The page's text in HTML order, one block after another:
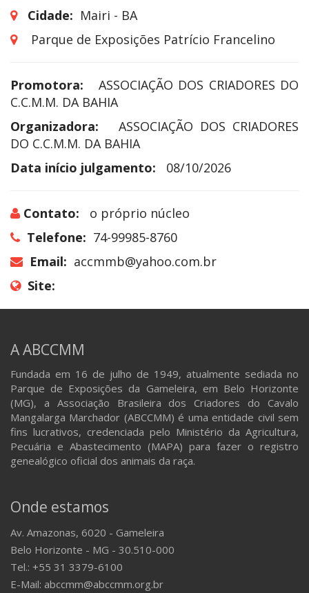
Cidade: Mairi - BA
Parque de Exposições Patrício Francelino
Promotora:
ASSOCIAÇÃO DOS CRIADORES DO
C.C.M.M. DA BAHIA
Organizadora:
ASSOCIAÇÃO DOS CRIADORES
DO C.C.M.M. DA BAHIA
Data início julgamento:
08/10/2026
Contato:
o próprio núcleo
Telefone: 74-99985-8760
Email: accmmb@yahoo.com.br
Site:
A ABCCMM
Fundada em 16 de julho de 1949, atualmente sediada no
Parque de Exposições da Gameleira, em Belo Horizonte
(MG), a Associação Brasileira dos Criadores do Cavalo
Mangalarga Marchador (ABCCMM) é uma entidade civil sem
fins lucrativos, credenciada pelo Ministério da Agricultura,
Pecuária e Abastecimento (MAPA) para fazer o registro
genealógico oficial dos animais da raça.
Onde estamos
Av. Amazonas, 6020 - Gameleira
Belo Horizonte - MG - 30.510-000
Tel.: +55 31 3379-6100
E-Mail: abccmm@abccmm.org.br